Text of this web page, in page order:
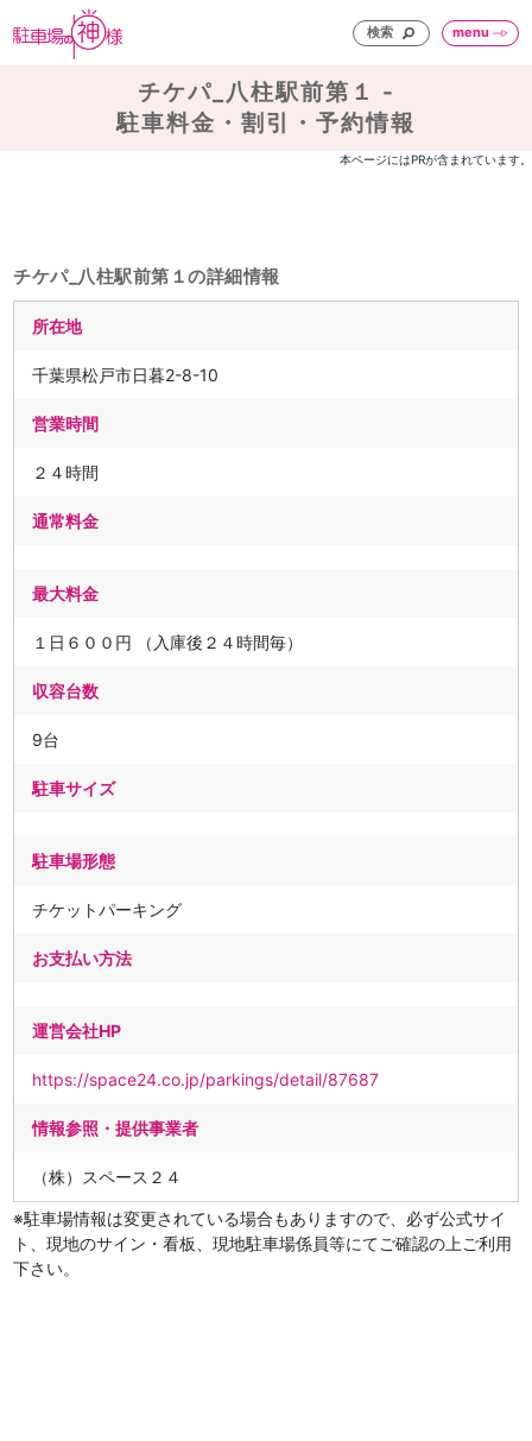
検索 menu
チケパ_八柱駅前第１ -
駐車料金・割引・予約情報
本ページにはPRが含まれています。
チケパ_八柱駅前第１の詳細情報
所在地
千葉県松戸市日暮2-8-10
営業時間
２４時間
通常料金
最大料金
１日６００円 （入庫後２４時間毎）
収容台数
9台
駐車サイズ
駐車場形態
チケットパーキング
お支払い方法
運営会社HP
https://space24.co.jp/parkings/detail/87687
情報参照・提供事業者
（株）スペース２４
※駐車場情報は変更されている場合もありますので、必ず公式サイ
ト、現地のサイン・看板、現地駐車場係員等にてご確認の上ご利用
下さい。